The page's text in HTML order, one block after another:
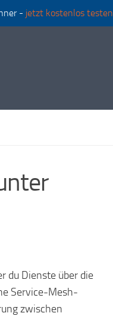
- jetzt kostenlos testen
du Dienste über die
Service-Mesh-
zwischen